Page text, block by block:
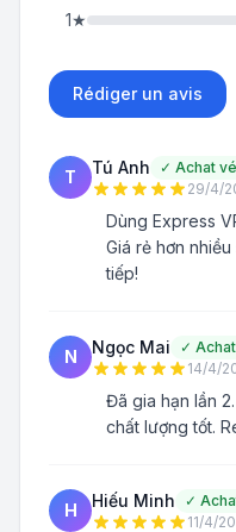
1★
Rédiger un avis
T Tú Anh ✓ Achat
29/4/
Dùng Express
Giá rẻ hơn
tiếp!
N Ngọc Mai ✓
14/4/
Đã gia hạn lần
chất lượng tốt.
H Hiếu Minh ✓
11/4/